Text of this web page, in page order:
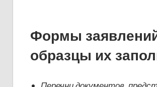
Формы
образцы их